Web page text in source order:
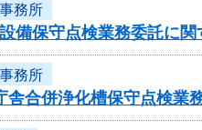
務所
備保守点検業務委託に
務所
舎合併浄化槽保守点検業